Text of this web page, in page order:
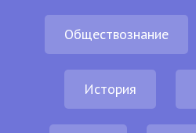
Обществознание
История